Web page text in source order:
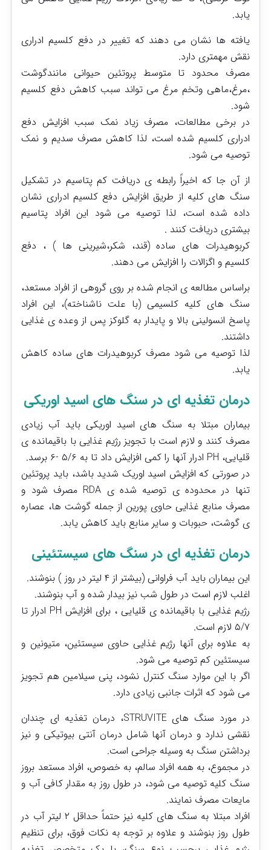
یابد.
یافته ها نشان می دهند که تغییر در دفع کلسیم ادراری
نقش مهمتری دارد.
مصرف محدود تا متوسط پروتئین حیوانی مانندگوشت
،مرغ،ماهی وتخم مرغ می تواند سبب کاهش دفع کلسیم
شود.
در برخی مطالعات، مصرف زیاد نمک سبب افزایش دفع
ادراری کلسیم شده است، لذا کاهش مصرف سدیم و نمک
توصیه می شود.
از آن جا که اخیراً رابطه ی دریافت کم پتاسیم در تشکیل
سنگ های کلیه از طریق افزایش دفع کلسیم ادراری نشان
داده شده است، لذا توصیه می شود این افراد پتاسیم
بیشتری دریافت کنند .
کربوهیدرات های ساده (قند، شکر،شیرینی ها ) ، دفع
کلسیم و اگزالات را افزایش می دهند.
براساس مطالعه ی انجام شده بر روی گروهی از افراد مستعد،
سنگ های کلیه کلسیمی (با علت ناشناخته)، این افراد
پاسخ انسولینی بالا و پایدار به گلوکز پس از وعده ی غذایی
داشتند.
لذا توصیه می شود مصرف کربوهیدرات های ساده کاهش
یابد.
درمان تغذیه ای در سنگ های اسید اوریکی
بیماران مبتلا به سنگ های اسید اوریکی باید آب زیادی
مصرف کنند و لازم است با تجویز رژیم غذایی با باقیمانده ی
قلیایی، PH ادرار آنها را کمی افزایش داد تا به ۵/۶ -۶ برسد.
در صورتی که افزایش اسید اوریک شدید باشد، باید پروتئین
تنها در محدوده ی توصیه شده ی RDA مصرف شود و
مصرف منابع غذایی حاوی پورین از جمله گوشت ها، عصاره
ی گوشت، حبوبات و سایر منابع باید کاهش یابد.
درمان تغذیه ای در سنگ های سیستئینی
این بیماران باید آب فراوانی (بیشتر از ۴ لیتر در روز ) بنوشند.
اغلب لازم است در طول شب نیز بیدار شده و آب بنوشند.
رژیم غذایی با باقیمانده ی قلیایی ، برای افزایش PH ادرار تا
۵/۷ لازم است.
به علاوه برای آنها رژیم غذایی حاوی سیستئین، متیونین و
سیستئین کم توصیه می شود.
اگر با این موارد سنگ کنترل نشود، پنی سیلامین هم تجویز
می شود که اثرات جانبی زیادی دارد.
در مورد سنگ های STRUVITE، درمان تغذیه ای چندان
نقشی ندارد و درمان آنها شامل درمان آنتی بیوتیکی و نیز
برداشتن سنگ به وسیله جراحی است.
در مجموع، به همه افراد سالم، به خصوص، افراد مستعد بروز
سنگ کلیه توصیه می شود، در طول روز به مقدار کافی آب و
مایعات مصرف نمایند.
افراد مبتلا به سنگ های کلیه نیز حتماً حداقل ۲ لیتر آب در
طول روز بنوشند و علاوه بر توجه به نکات فوق، برای تنظیم